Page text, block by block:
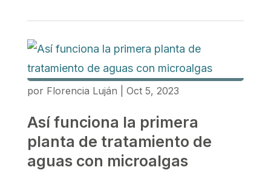
por Florencia Luján Oct 5, 2023
Así funciona la primera
planta de tratamiento de
aguas con microalgas